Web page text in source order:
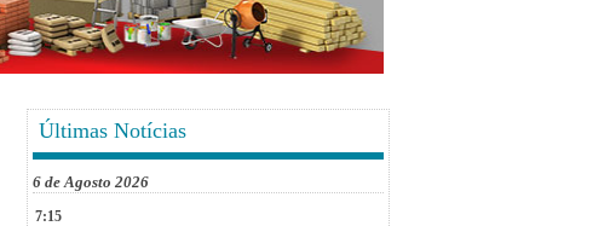
Últimas Notícias
6 de Agosto 2026
7:15